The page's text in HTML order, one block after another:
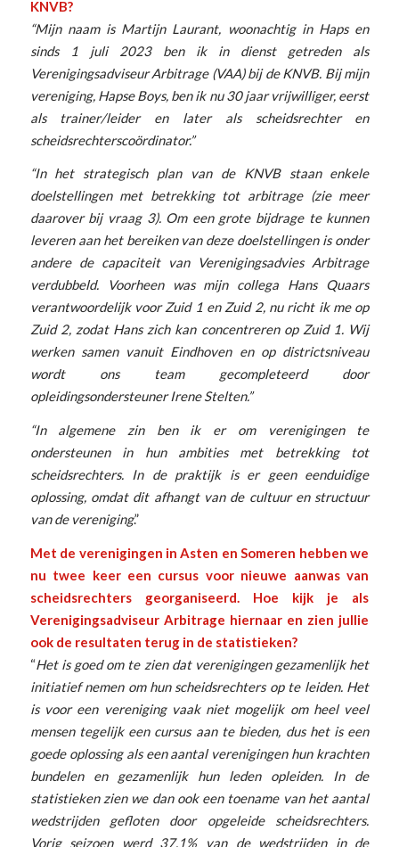
KNVB?
“Mijn naam is Martijn Laurant, woonachtig in Haps en
sinds 1 juli 2023 ben ik in dienst getreden als
Verenigingsadviseur Arbitrage (VAA) bij de KNVB. Bij mijn
vereniging, Hapse Boys, ben ik nu 30 jaar vrijwilliger, eerst
als trainer/leider en later als scheidsrechter en
scheidsrechterscoördinator.”
“In het strategisch plan van de KNVB staan enkele
doelstellingen met betrekking tot arbitrage (zie meer
daarover bij vraag 3). Om een grote bijdrage te kunnen
leveren aan het bereiken van deze doelstellingen is onder
andere de capaciteit van Verenigingsadvies Arbitrage
verdubbeld. Voorheen was mijn collega Hans Quaars
verantwoordelijk voor Zuid 1 en Zuid 2, nu richt ik me op
Zuid 2, zodat Hans zich kan concentreren op Zuid 1. Wij
werken samen vanuit Eindhoven en op districtsniveau
wordt ons team gecompleteerd door
opleidingsondersteuner Irene Stelten.”
“In algemene zin ben ik er om verenigingen te
ondersteunen in hun ambities met betrekking tot
scheidsrechters. In de praktijk is er geen eenduidige
oplossing, omdat dit afhangt van de cultuur en structuur
van de vereniging.”
Met de verenigingen in Asten en Someren hebben we
nu twee keer een cursus voor nieuwe aanwas van
scheidsrechters georganiseerd. Hoe kijk je als
Verenigingsadviseur Arbitrage hiernaar en zien jullie
ook de resultaten terug in de statistieken?
“Het is goed om te zien dat verenigingen gezamenlijk het
initiatief nemen om hun scheidsrechters op te leiden. Het
is voor een vereniging vaak niet mogelijk om heel veel
mensen tegelijk een cursus aan te bieden, dus het is een
goede oplossing als een aantal verenigingen hun krachten
bundelen en gezamenlijk hun leden opleiden. In de
statistieken zien we dan ook een toename van het aantal
wedstrijden gefloten door opgeleide scheidsrechters.
Vorig seizoen werd 37,1% van de wedstrijden in de